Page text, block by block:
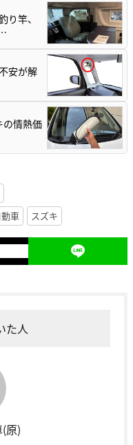
竿、
安が解
情熱価
車 スズキ
た人
原)